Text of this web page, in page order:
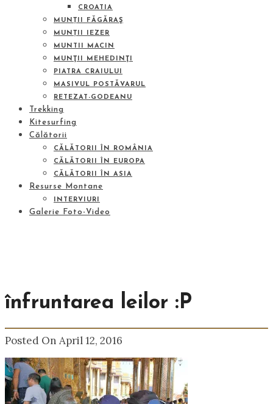
CROATIA
MUNȚII FĂGĂRAŞ
MUNȚII IEZER
MUNTII MACIN
MUNŢII MEHEDINŢI
PIATRA CRAIULUI
MASIVUL POSTĂVARUL
RETEZAT-GODEANU
Trekking
Kitesurfing
Călătorii
CĂLĂTORII ÎN ROMÂNIA
CĂLĂTORII ÎN EUROPA
CĂLĂTORII ÎN ASIA
Resurse Montane
INTERVIURI
Galerie Foto-Video
înfruntarea leilor :P
Posted On April 12, 2016